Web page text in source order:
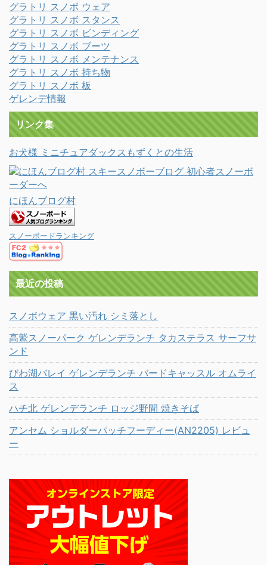
グラトリ スノボ ウェア
グラトリ スノボ スタンス
グラトリ スノボ ビンディング
グラトリ スノボ ブーツ
グラトリ スノボ メンテナンス
グラトリ スノボ 持ち物
グラトリ スノボ 板
ゲレンデ情報
リンク集
お犬様 ミニチュアダックスもずくとの生活
にほんブログ村
スノーボードランキング
最近の投稿
スノボウェア 黒い汚れ シミ落とし
高鷲スノーパーク ゲレンデランチ タカステラス サーフサ
ンド
びわ湖バレイ ゲレンデランチ バードキャッスル オムライ
ス
ハチ北 ゲレンデランチ ロッジ野間 焼きそば
アンセム ショルダーパッチフーディー(AN2205) レビュ
ー